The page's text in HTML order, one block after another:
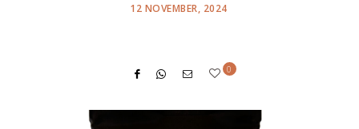
POSTED
12 NOVEMBER, 2024
0